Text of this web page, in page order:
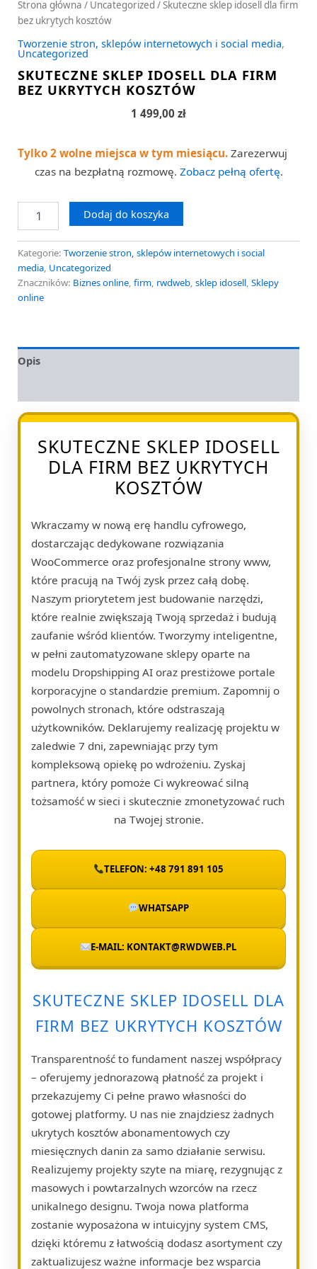
Strona główna / Uncategorized / Skuteczne sklep idosell dla firm
bez ukrytych kosztów
Tworzenie stron, sklepów internetowych i social media,
Uncategorized
SKUTECZNE SKLEP IDOSELL DLA FIRM
BEZ UKRYTYCH KOSZTÓW
1 499,00 zł
Tylko 2 wolne miejsca w tym miesiącu. Zarezerwuj
czas na bezpłatną rozmowę. Zobacz pełną ofertę.
Dodaj do koszyka
Kategorie: Tworzenie stron, sklepów internetowych i social
media, Uncategorized
Znaczników: Biznes online, firm, rwdweb, sklep idosell, Sklepy
online
Opis
SKUTECZNE SKLEP IDOSELL
DLA FIRM BEZ UKRYTYCH
KOSZTÓW
Wkraczamy w nową erę handlu cyfrowego,
dostarczając dedykowane rozwiązania
WooCommerce oraz profesjonalne strony www,
które pracują na Twój zysk przez całą dobę.
Naszym priorytetem jest budowanie narzędzi,
które realnie zwiększają Twoją sprzedaż i budują
zaufanie wśród klientów. Tworzymy inteligentne,
w pełni zautomatyzowane sklepy oparte na
modelu Dropshipping AI oraz prestiżowe portale
korporacyjne o standardzie premium. Zapomnij o
powolnych stronach, które odstraszają
użytkowników. Deklarujemy realizację projektu w
zaledwie 7 dni, zapewniając przy tym
kompleksową opiekę po wdrożeniu. Zyskaj
partnera, który pomoże Ci wykreować silną
tożsamość w sieci i skutecznie zmonetyzować ruch
na Twojej stronie.
TELEFON: +48 791 891 105
WHATSAPP
E-MAIL: KONTAKT@RWDWEB.PL
SKUTECZNE SKLEP IDOSELL DLA
FIRM BEZ UKRYTYCH KOSZTÓW
Transparentność to fundament naszej współpracy
– oferujemy jednorazową płatność za projekt i
przekazujemy Ci pełne prawo własności do
gotowej platformy. U nas nie znajdziesz żadnych
ukrytych kosztów abonamentowych czy
miesięcznych danin za samo działanie serwisu.
Realizujemy projekty szyte na miarę, rezygnując z
masowych i powtarzalnych wzorców na rzecz
unikalnego designu. Twoja nowa platforma
zostanie wyposażona w intuicyjny system CMS,
dzięki któremu z łatwością dodasz asortyment czy
zaktualizujesz ważne informacje bez wsparcia